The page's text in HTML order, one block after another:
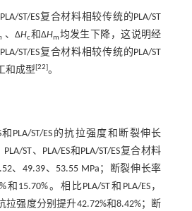
ST/ES复合材料相较传统的PLA/ST
、∆Hc和∆Hm均发生下降，这说明经
ST/ES复合材料相较传统的PLA/ST
和成型[22]。
和PLA/ST/ES的抗拉强度和断裂伸长
ST、PLA/ES和PLA/ST/ES复合材料
、49.39、53.55 MPa；断裂伸长率
15.70%。相比PLA/ST和PLA/ES，
拉强度分别提升42.72%和8.42%；断